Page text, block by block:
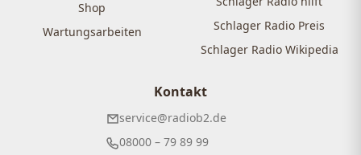
Shop
Wartungsarbeiten
Schlager Radio Preis
Schlager Radio Wikipedia
Kontakt
service@radiob2.de
08000 – 79 89 99